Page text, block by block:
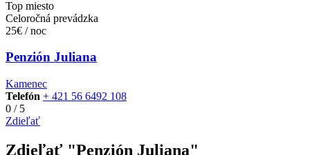
Top miesto
Celoročná prevádzka
25€ / noc
Penzión Juliana
Kamenec
Telefón + 421 56 6492 108
0 /5
Zdieľať
Zdieľať "Penzión Juliana"